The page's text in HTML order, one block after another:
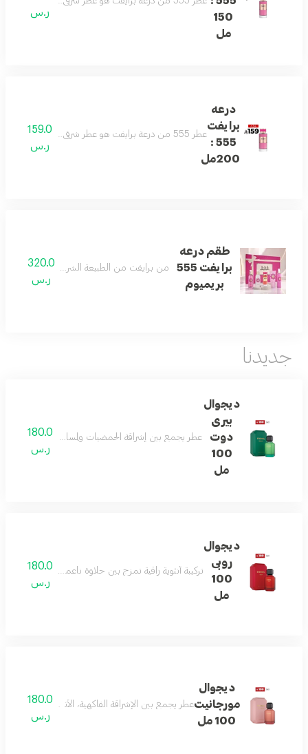
150
مل
ر.س
درعه
برايفت
555 :
200مل
عطر 555 من درعة برايفت هو عطر شرقي جذاب يمزج بين الورد الدمشقي، الكراميل، العنبر، المسك، خشب الصندل والفانيليا. رائحة مغرية مع توازن فريد بين الانتعاش والدفء، مثالي لانطباع لا يُنسى.
159.0
ر.س
طقم درعه
برايفت 555
بريميوم
من برايفت من الطبيعة الشرقية الخلابة
320.0
ر.س
جديدنا
ديجوال
بيرى
دوت
100
مل
عطر يجمع بين إشراقة الحمضيات ولمسات غورماند
180.0
ر.س
ديجوال
روبى
100
مل
تركيبة أنثوية راقية تمزج بين حلاوة ناعمة، قلب زهري
180.0
ر.س
ديجوال
مورجانيت
100 مل
عطر يجمع بين الإشراقة الفاكهية، الأناقة الزهرية،
180.0
ر.س